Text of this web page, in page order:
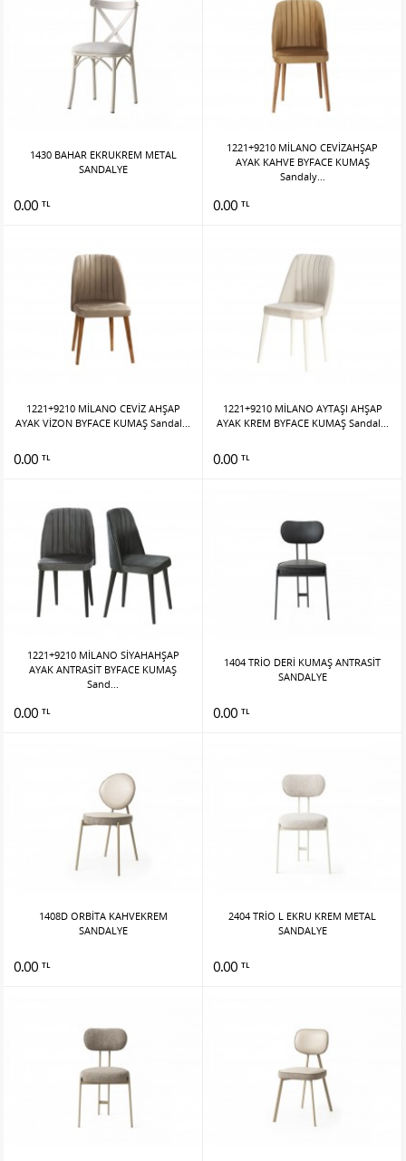
1430 BAHAR EKRUKREM METAL
SANDALYE
0.00 TL
1221+9210 MİLANO CEVİZAHŞAP
AYAK KAHVE BYFACE KUMAŞ
Sandaly...
0.00 TL
1221+9210 MİLANO CEVİZ AHŞAP
AYAK VİZON BYFACE KUMAŞ Sandal...
0.00 TL
1221+9210 MİLANO AYTAŞI AHŞAP
AYAK KREM BYFACE KUMAŞ Sandal...
0.00 TL
1221+9210 MİLANO SİYAHAHŞAP
AYAK ANTRASİT BYFACE KUMAŞ
Sand...
0.00 TL
1404 TRİO DERİ KUMAŞ ANTRASİT
SANDALYE
0.00 TL
1408D ORBİTA KAHVEKREM
SANDALYE
0.00 TL
2404 TRİO L EKRU KREM METAL
SANDALYE
0.00 TL